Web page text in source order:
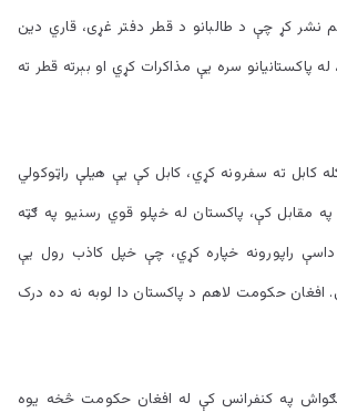
نشر کړ چې د طالبانو د قطر دفتر غړی، قاري دین
پاکستانیانو سره يې مذاکرات کړي او بېرته قطر ته
کابل ته سفرونه کړي، کابل کې يې هیلې راټوکولي
مقابل کې، پاکستان له خپلو قوي رسنیو په ګټه
راپورونه خپاره کړي، چې خپل کاذب رول یې
حکومت لاهم د پاکستان دا لوبه نه ده درک
پګواش په کنفرانس کې له افغان حکومت څخه یوه